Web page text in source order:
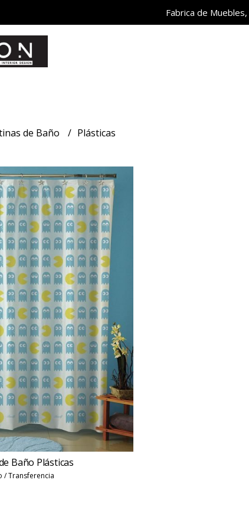
Fabrica de
de Baño Plásticas
Baño Plásticas
/ Transferencia